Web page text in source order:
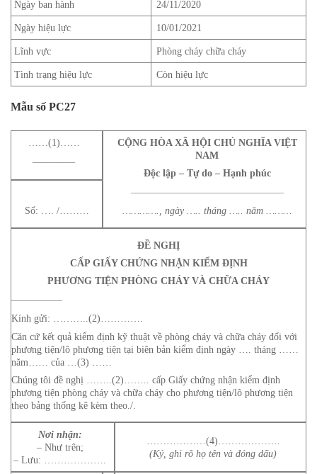
Ngày ban hành 24/11/2020
Ngày hiệu lực 10/01/2021
Lĩnh vực Phòng cháy chữa cháy
Tình trạng hiệu lực Còn hiệu lực
Mẫu số PC27
……(1)……
CỘNG HÒA XÃ HỘI CHỦ NGHĨA VIỆT
NAM
Độc lập – Tự do – Hạnh phúc
…………., ngày ….. tháng ….. năm ………
Số: …. /………
ĐỀ NGHỊ
CẤP GIẤY CHỨNG NHẬN KIỂM ĐỊNH
PHƯƠNG TIỆN PHÒNG CHÁY VÀ CHỮA CHÁY
Kính gửi: ………..(2)………….
Căn cứ kết quả kiểm định kỹ thuật về phòng cháy và chữa cháy đối với
phương tiện/lô phương tiện tại biên bản kiểm định ngày …. tháng ……
năm…… của …(3) ……
Chúng tôi đề nghị ……..(2)…….. cấp Giấy chứng nhận kiểm định
phương tiện phòng cháy và chữa cháy cho phương tiện/lô phương tiện
theo bảng thống kê kèm theo./.
Nơi nhận:
– Như trên;
– Lưu: ……………….
………………(4)……………….
(Ký, ghi rõ họ tên và đóng dấu)